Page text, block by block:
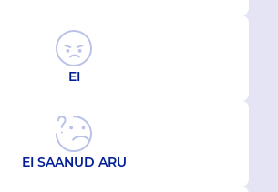
EI
EI SAANUD ARU